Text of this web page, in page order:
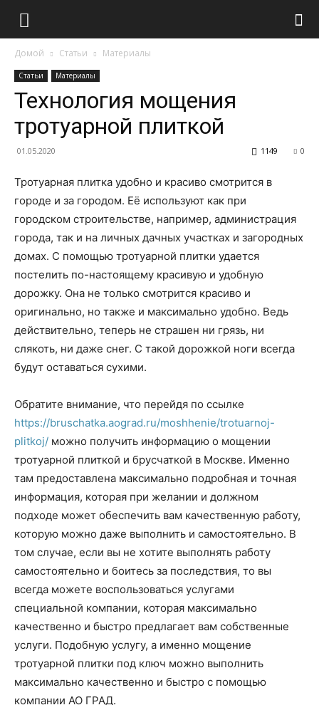
Домой Статьи Материалы
Статьи Материалы
Технология мощения
тротуарной плиткой
01.05.2020 0
1149
Тротуарная плитка удобно и красиво смотрится в
городе и за городом. Её используют как при
городском строительстве, например, администрация
города, так и на личных дачных участках и загородных
домах. С помощью тротуарной плитки удается
постелить по-настоящему красивую и удобную
дорожку. Она не только смотрится красиво и
оригинально, но также и максимально удобно. Ведь
действительно, теперь не страшен ни грязь, ни
слякоть, ни даже снег. С такой дорожкой ноги всегда
будут оставаться сухими.
Обратите внимание, что перейдя по ссылке
https://bruschatka.aograd.ru/moshhenie/trotuarnoj-
plitkoj/ можно получить информацию о мощении
тротуарной плиткой и брусчаткой в Москве. Именно
там предоставлена максимально подробная и точная
информация, которая при желании и должном
подходе может обеспечить вам качественную работу,
которую можно даже выполнить и самостоятельно. В
том случае, если вы не хотите выполнять работу
самостоятельно и боитесь за последствия, то вы
всегда можете воспользоваться услугами
специальной компании, которая максимально
качественно и быстро предлагает вам собственные
услуги. Подобную услугу, а именно мощение
тротуарной плитки под ключ можно выполнить
максимально качественно и быстро с помощью
компании АО ГРАД.